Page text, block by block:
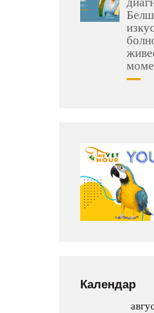
Календар